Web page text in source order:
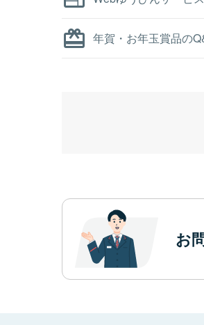
年賀・お年玉賞品の
お